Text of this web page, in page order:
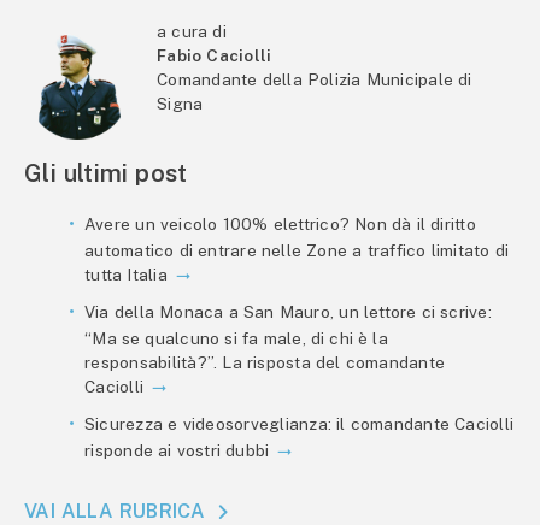
a cura di
Fabio Caciolli
Comandante della Polizia Municipale di
Signa
Gli ultimi post
Avere un veicolo 100% elettrico? Non dà il diritto
automatico di entrare nelle Zone a traffico limitato di
tutta Italia
Via della Monaca a San Mauro, un lettore ci scrive:
“Ma se qualcuno si fa male, di chi è la
responsabilità?”. La risposta del comandante
Caciolli
Sicurezza e videosorveglianza: il comandante Caciolli
risponde ai vostri dubbi
VAI ALLA RUBRICA